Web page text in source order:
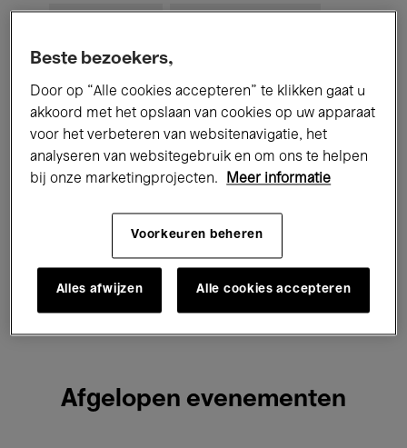
Jazz Klassieke Muziek
Elektronische Muziek
Voor iedereen Kids’ Palace
Onderwijs Rondleidingen
Hosted Events
2 resultaten weergeven
Afgelopen evenementen
Beste bezoekers,
Door op “Alle cookies accepteren” te klikken gaat u
akkoord met het opslaan van cookies op uw apparaat
voor het verbeteren van websitenavigatie, het
analyseren van websitegebruik en om ons te helpen
bij onze marketingprojecten.
Meer informatie
Voorkeuren beheren
Alles afwijzen Alle cookies accepteren